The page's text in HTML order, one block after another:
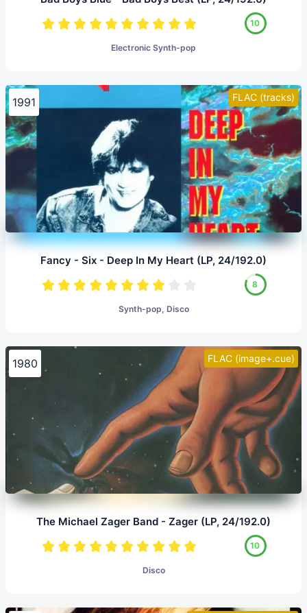
10
Electronic Synth-pop
FLAC (tracks)
1991
Fancy - Six - Deep In My Heart (LP, 24/192.0)
8
Synth-pop, Disco
FLAC (image+.cue)
1980
The Michael Zager Band - Zager (LP, 24/192.0)
10
Disco